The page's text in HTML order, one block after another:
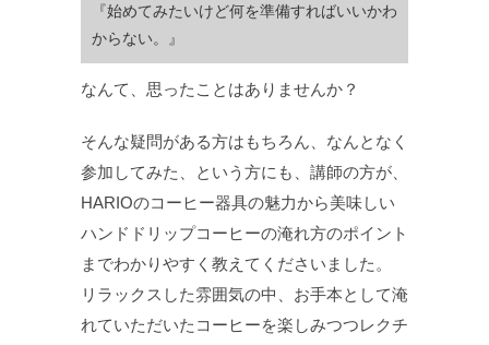
『始めてみたいけど何を準備すればいいかわ
からない。』
なんて、思ったことはありませんか？
そんな疑問がある方はもちろん、なんとなく
参加してみた、という方にも、講師の方が、
HARIOのコーヒー器具の魅力から美味しい
ハンドドリップコーヒーの淹れ方のポイント
までわかりやすく教えてくださいました。
リラックスした雰囲気の中、お手本として淹
れていただいたコーヒーを楽しみつつレクチ